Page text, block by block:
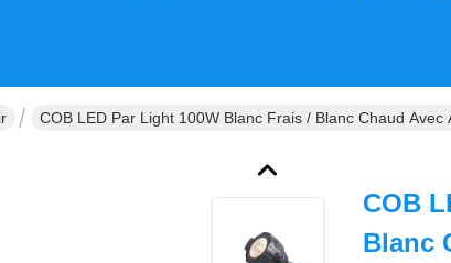
COB LED Par Light 100W Blanc Frais / Blanc Chaud
COB
Blanc